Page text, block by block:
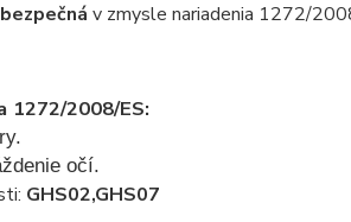
v zmysle nariadenia 1272/
1272/2008/ES:
očí.
GHS02,GHS07